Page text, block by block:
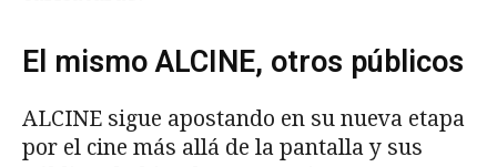
El mismo ALCINE, otros públicos
ALCINE sigue apostando en su nueva etapa
por el cine más allá de la pantalla y sus